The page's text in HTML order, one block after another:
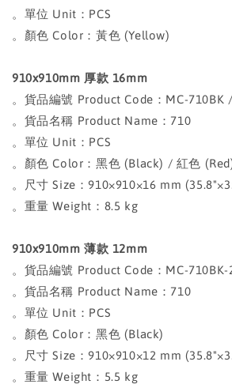
。單位 Unit：PCS
。顏色 Color：黃色 (Yellow)
910x910mm 厚款 16mm
。貨品編號 Product Code：MC-710BK
。貨品名稱 Product Name：710
。單位 Unit：PCS
。顏色 Color：黑色 (Black) / 紅色
。尺寸 Size：910×910×16 mm
。重量 Weight：8.5 kg
910x910mm 薄款 12mm
。貨品編號 Product Code：MC-710BK-
。貨品名稱 Product Name：710
。單位 Unit：PCS
。顏色 Color：黑色 (Black)
。尺寸 Size：910×910×12 mm
。重量 Weight：5.5 kg